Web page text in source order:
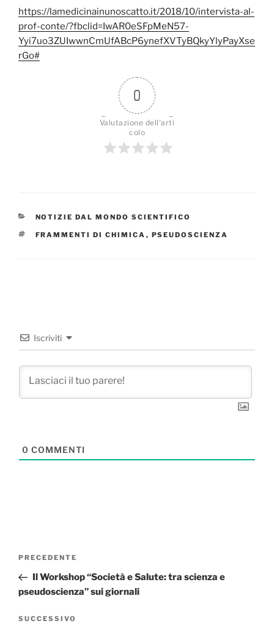
https://lamedicinainunoscatto.it/2018/10/intervista-al-
prof-conte/?fbclid=IwAR0eSFpMeN57-
Yyi7uo3ZUIwwnCmUfABcP6ynefXVTyBQkyYlyPayXse
rGo#
0
Valutazione dell'arti
colo
CATEGORIE
NOTIZIE DAL MONDO SCIENTIFICO
TAG
FRAMMENTI DI CHIMICA , PSEUDOSCIENZA
Iscriviti
0 COMMENTI
Navigazione
Articolo
precedente:
PRECEDENTE
Il Workshop “Società e Salute: tra scienza e
pseudoscienza” sui giornali
Articolo
SUCCESSIVO